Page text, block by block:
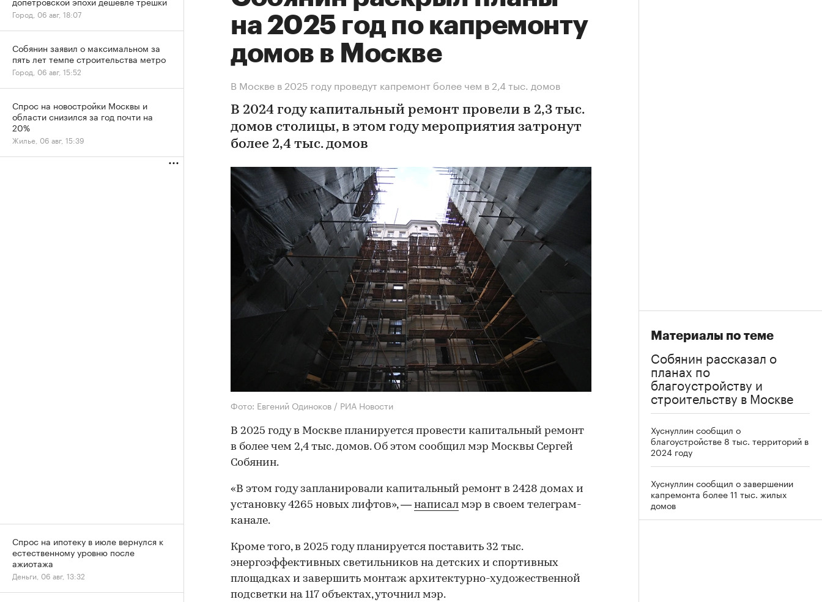
на 2025 год по капремонту
домов в Москве
В Москве в 2025 году проведут капремонт более чем в 2,4 тыс. домов
В 2024 году капитальный ремонт провели в 2,3 тыс.
домов столицы, в этом году мероприятия затронут
более 2,4 тыс. домов
Фото: Евгений Одиноков / РИА Новости
В 2025 году в Москве планируется провести капитальный ремонт
в более чем 2,4 тыс. домов. Об этом сообщил мэр Москвы Сергей
Собянин.
«В этом году запланировали капитальный ремонт в 2428 домах и
установку 4265 новых лифтов», — написал мэр в своем телеграм-
канале.
Кроме того, в 2025 году планируется поставить 32 тыс.
энергоэффективных светильников на детских и спортивных
площадках и завершить монтаж архитектурно-художественной
подсветки на 117 объектах, уточнил мэр.
Материалы по теме
Собянин рассказал о
планах по
благоустройству и
строительству в Москве
Хуснуллин сообщил о
благоустройстве 8 тыс. территорий в
2024 году
Хуснуллин сообщил о завершении
капремонта более 11 тыс. жилых
домов
Город, 06 авг, 18:07
Собянин заявил о максимальном за
пять лет темпе строительства метро
Город, 06 авг, 15:52
Спрос на новостройки Москвы и
области снизился за год почти на
20%
Жилье, 06 авг, 15:39
Спрос на ипотеку в июле вернулся к
естественному уровню после
ажиотажа
Деньги, 06 авг, 13:32